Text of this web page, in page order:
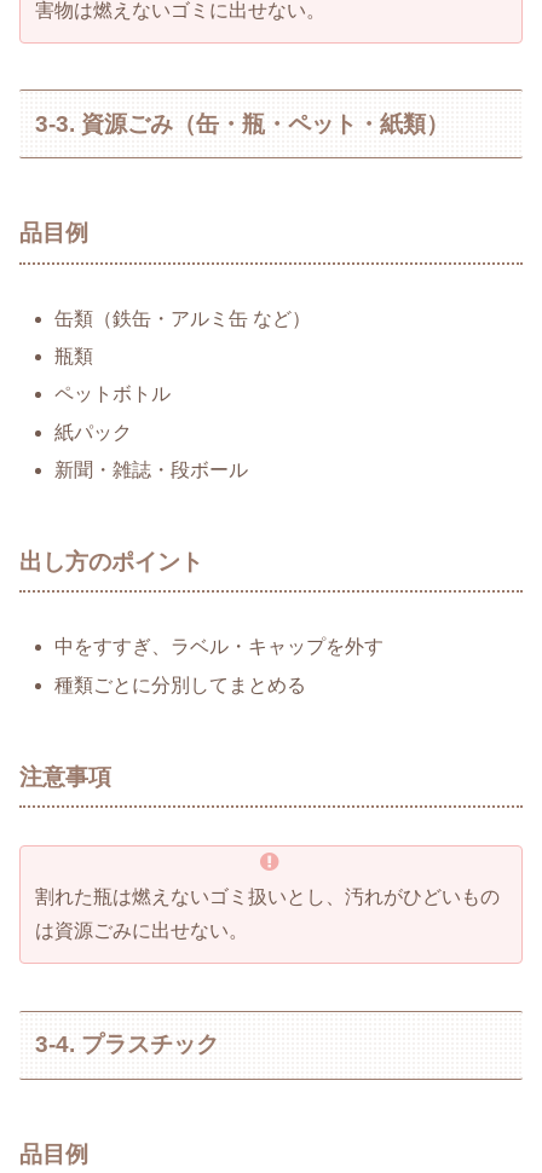
害物は燃えないゴミに出せない。
3-3. 資源ごみ（缶・瓶・ペット・紙類）
品目例
缶類（鉄缶・アルミ缶 など）
瓶類
ペットボトル
紙パック
新聞・雑誌・段ボール
出し方のポイント
中をすすぎ、ラベル・キャップを外す
種類ごとに分別してまとめる
注意事項
割れた瓶は燃えないゴミ扱いとし、汚れがひどいもの
は資源ごみに出せない。
3-4. プラスチック
品目例